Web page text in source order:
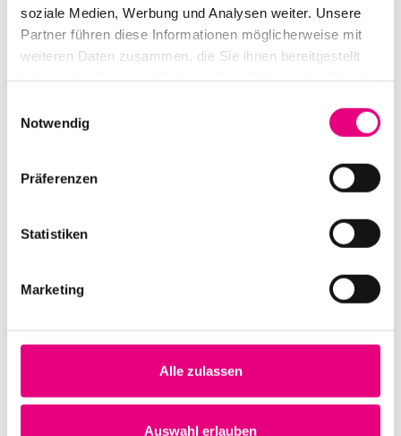
soziale Medien, Werbung und Analysen weiter. Unsere
Partner führen diese Informationen möglicherweise mit
weiteren Daten zusammen, die Sie ihnen bereitgestellt
Notwendig
Präferenzen
Statistiken
Marketing
Alle zulassen
Auswahl erlauben